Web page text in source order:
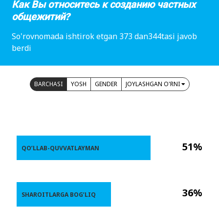
Как Вы относитесь к созданию частных
общежитий?
So'rovnomada ishtirok etgan 373 dan344tasi javob
berdi
BARCHASI YOSH GENDER JOYLASHGAN O'RNI
51%
36%
QO’LLAB-QUVVATLAYMAN
SHAROITLARGA BOG’LIQ